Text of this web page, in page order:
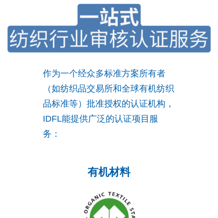
作为一个经众多标准方案所有者
（如纺织品交易所和全球有机纺织
品标准等）批准授权的认证机构，
IDFL能提供广泛的认证项目服
务：
有机材料